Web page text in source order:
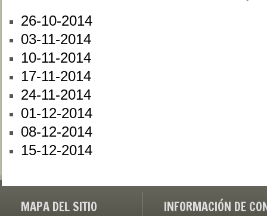
26-10-2014
03-11-2014
10-11-2014
17-11-2014
24-11-2014
01-12-2014
08-12-2014
15-12-2014
MAPA DEL SITIO INFORMACIÓN DE